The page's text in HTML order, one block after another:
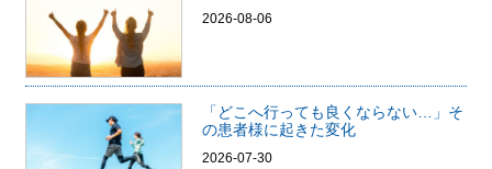
2026-08-06
「どこへ行っても良くならない…」そ
の患者様に起きた変化
2026-07-30